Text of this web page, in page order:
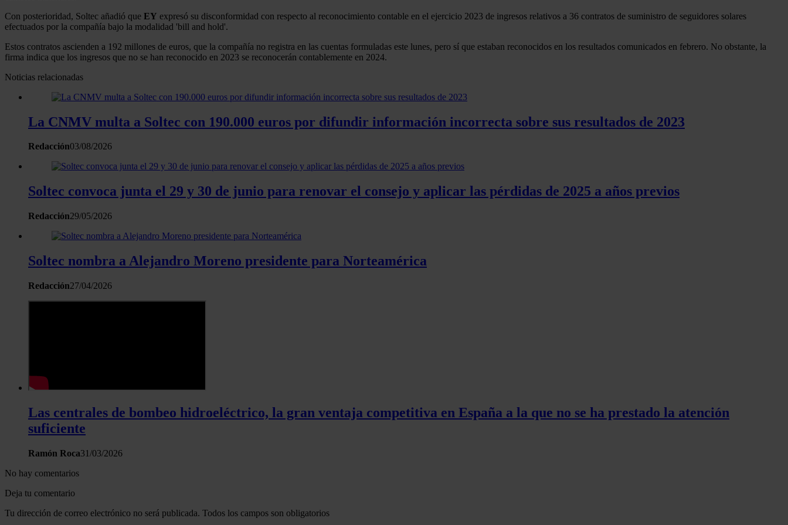
Con posterioridad, Soltec añadió que EY expresó su disconformidad con respecto al reconocimiento contable en el ejercicio 2023 de ingresos relativos a 36 contratos de suministro de seguidores solares
efectuados por la compañía bajo la modalidad 'bill and hold'.
Estos contratos ascienden a 192 millones de euros, que la compañía no registra en las cuentas formuladas este lunes, pero sí que estaban reconocidos en los resultados comunicados en febrero. No obstante, la
firma indica que los ingresos que no se han reconocido en 2023 se reconocerán contablemente en 2024.
Noticias relacionadas
La CNMV multa a Soltec con 190.000 euros por difundir información incorrecta sobre sus resultados de 2023
Redacción03/08/2026
Soltec convoca junta el 29 y 30 de junio para renovar el consejo y aplicar las pérdidas de 2025 a años previos
Redacción29/05/2026
Soltec nombra a Alejandro Moreno presidente para Norteamérica
Redacción27/04/2026
Las centrales de bombeo hidroeléctrico, la gran ventaja competitiva en España a la que no se ha prestado la atención
suficiente
Ramón Roca31/03/2026
No hay comentarios
Deja tu comentario
Tu dirección de correo electrónico no será publicada. Todos los campos son obligatorios